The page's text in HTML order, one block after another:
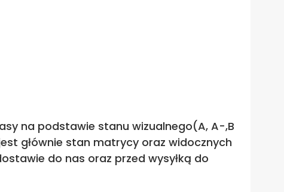
na podstawie stanu wizualnego(A, A-,B
głównie stan matrycy oraz widocznych
do nas oraz przed wysyłką do